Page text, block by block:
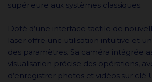
supérieure aux systèmes classiques.
Doté d’une interface tactile de
laser offre une utilisation intuitive et
des paramètres. Sa caméra intégrée
visualisation précise des opérations,
d’enregistrer photos et vidéos sur clé